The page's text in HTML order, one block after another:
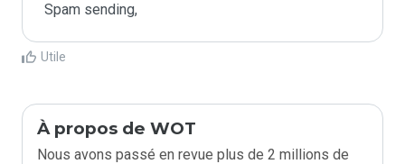
Spam sending,
Utile
À propos de WOT
Nous avons passé en revue plus de 2 millions de